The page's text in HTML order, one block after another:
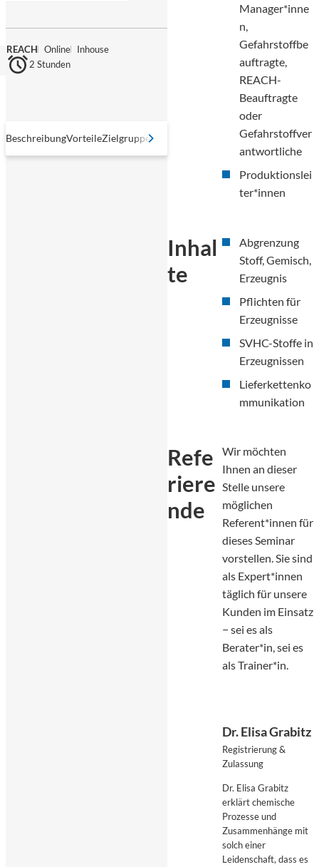
REACH Online
Inhouse
2 Stunden
BeschreibungVorteileZielgruppeInhalte Methodik
Manager*inne
n,
Gefahrstoffbe
auftragte,
REACH-
Beauftragte
oder
Gefahrstoffver
antwortliche
Produktionslei
ter*innen
Inhal
te
Abgrenzung
Stoff, Gemisch,
Erzeugnis
Pflichten für
Erzeugnisse
SVHC-Stoffe in
Erzeugnissen
Lieferkettenko
mmunikation
Refe
riere
nde
Wir möchten
Ihnen an dieser
Stelle unsere
möglichen
Referent*innen für
dieses Seminar
vorstellen. Sie sind
als Expert*innen
täglich für unsere
Kunden im Einsatz
− sei es als
Berater*in, sei es
als Trainer*in.
Dr. Elisa Grabitz
Registrierung &
Zulassung
Dr. Elisa Grabitz
erklärt chemische
Prozesse und
Zusammenhänge mit
solch einer
Leidenschaft, dass es